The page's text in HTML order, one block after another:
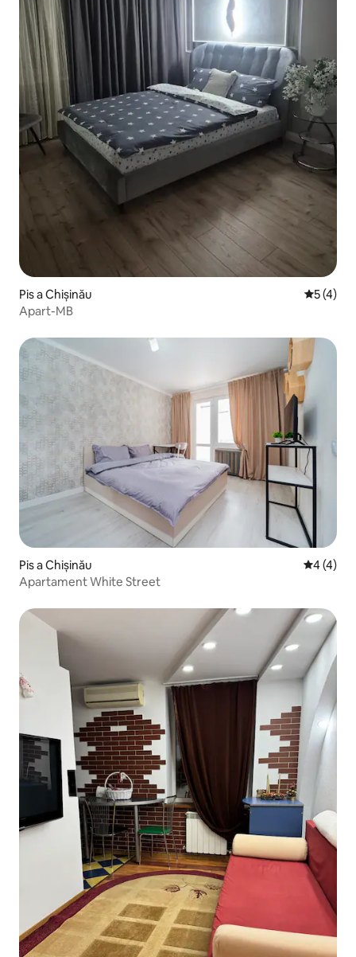
Pis a Chișinău 5 de
5 (4)
Apart-MB
Pis a Chișinău 4 de
4 (4)
Apartament White Street